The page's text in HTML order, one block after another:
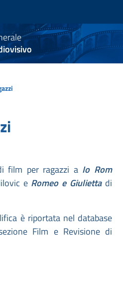
film per ragazzi a Io Rom
e Romeo e Giulietta di
è riportata nel database
Film e Revisione di